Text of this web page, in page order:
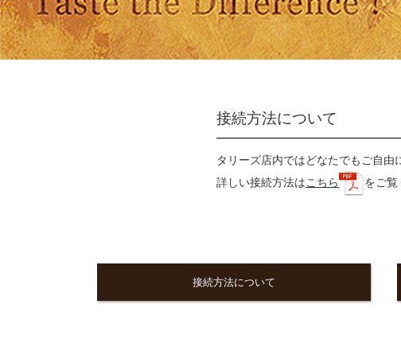
接続方法について
タリーズ店内ではどなたでもご自由
詳しい接続方法はこちら をご覧
接続方法について